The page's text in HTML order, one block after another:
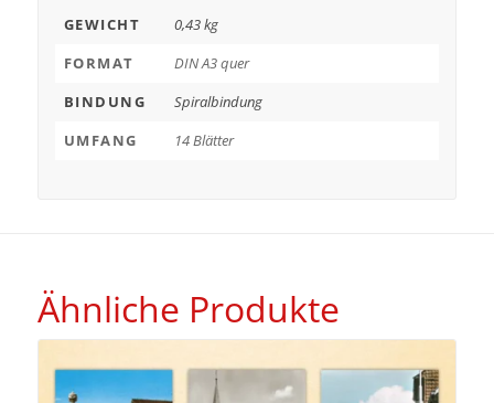
GEWICHT
0,43 kg
FORMAT
DIN A3 quer
BINDUNG
Spiralbindung
UMFANG
14 Blätter
Ähnliche Produkte